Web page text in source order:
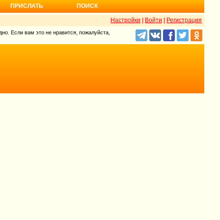
ПРИСЛАТЬ ПОИСК
Настройки Войти Регистрация
Если вам это не нравится, пожалуйста,